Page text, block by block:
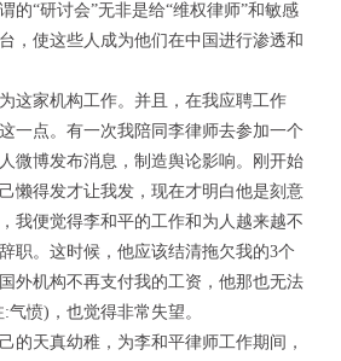
的“研讨会”无非是给“维权律师”和敏感
，使这些人成为他们在中国进行渗透和
家机构工作。并且，在我应聘工作
一点。有一次我陪同李律师去参加一个
微博发布消息，制造舆论影响。刚开始
懒得发才让我发，现在才明白他是刻意
我便觉得李和平的工作和为人越来越不
职。这时候，他应该结清拖欠我的3个
外机构不再支付我的工资，他那也无法
愤)，也觉得非常失望。
天真幼稚，为李和平律师工作期间，